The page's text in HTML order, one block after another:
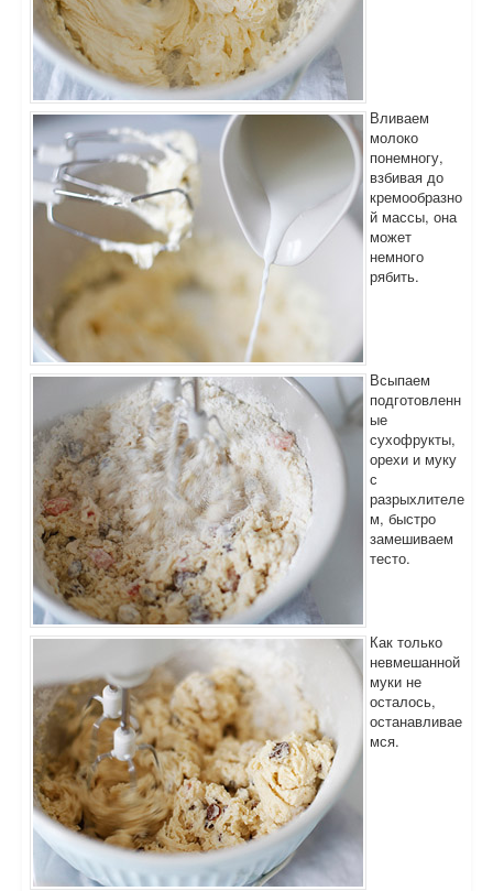
Вливаем
молоко
понемногу,
взбивая до
кремообразно
й массы, она
может
немного
рябить.
Всыпаем
подготовленн
ые
сухофрукты,
орехи и муку
с
разрыхлителе
м, быстро
замешиваем
тесто.
Как только
невмешанной
муки не
осталось,
останавливае
мся.